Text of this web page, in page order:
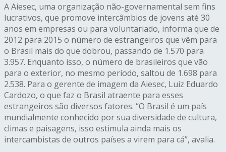
A Aiesec, uma organização não-governamental sem fins
lucrativos, que promove intercâmbios de jovens até 30
anos em empresas ou para voluntariado, informa que de
2012 para 2015 o número de estrangeiros que vêm para
o Brasil mais do que dobrou, passando de 1.570 para
3.957. Enquanto isso, o número de brasileiros que vão
para o exterior, no mesmo período, saltou de 1.698 para
2.538. Para o gerente de imagem da Aiesec, Luiz Eduardo
Cardozo, o que faz o Brasil atraente para esses
estrangeiros são diversos fatores. “O Brasil é um país
mundialmente conhecido por sua diversidade de cultura,
climas e paisagens, isso estimula ainda mais os
intercambistas de outros países a virem para cá”, avalia.